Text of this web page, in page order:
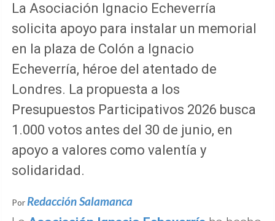
La Asociación Ignacio Echeverría
solicita apoyo para instalar un memorial
en la plaza de Colón a Ignacio
Echeverría, héroe del atentado de
Londres. La propuesta a los
Presupuestos Participativos 2026 busca
1.000 votos antes del 30 de junio, en
apoyo a valores como valentía y
solidaridad.
Por Redacción Salamanca